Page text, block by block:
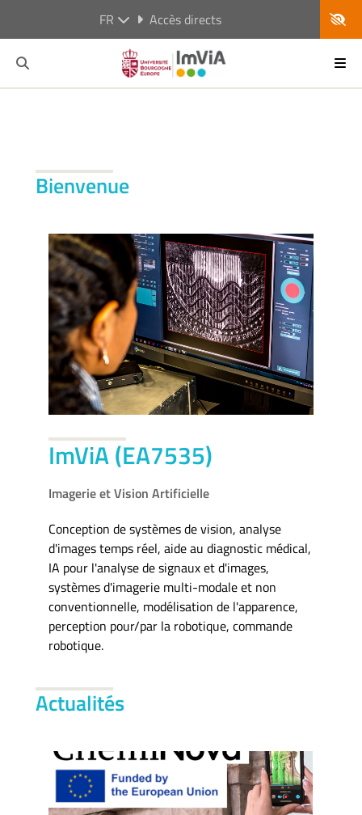
FR Accès directs
Bienvenue
ImViA (EA7535)
Imagerie et Vision Artificielle
Conception de systèmes de vision, analyse
d'images temps réel, aide au diagnostic médical,
IA pour l'analyse de signaux et d'images,
systèmes d'imagerie multi-modale et non
conventionnelle, modélisation de l'apparence,
perception pour/par la robotique, commande
robotique.
Actualités